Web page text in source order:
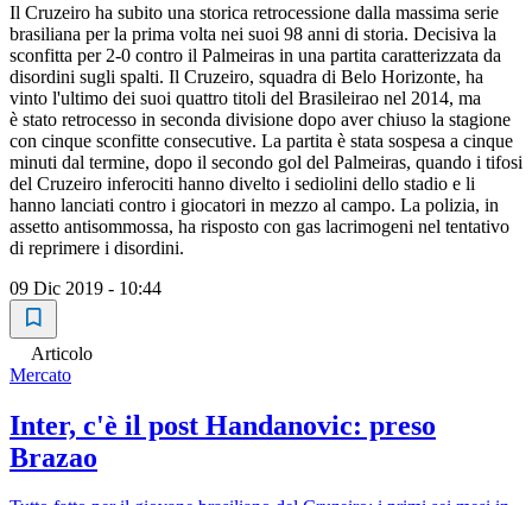
Il Cruzeiro ha subito una storica retrocessione dalla massima serie
brasiliana per la prima volta nei suoi 98 anni di storia. Decisiva la
sconfitta per 2-0 contro il Palmeiras in una partita caratterizzata da
disordini sugli spalti. Il Cruzeiro, squadra di Belo Horizonte, ha
vinto l'ultimo dei suoi quattro titoli del Brasileirao nel 2014, ma
è stato retrocesso in seconda divisione dopo aver chiuso la stagione
con cinque sconfitte consecutive. La partita è stata sospesa a cinque
minuti dal termine, dopo il secondo gol del Palmeiras, quando i tifosi
del Cruzeiro inferociti hanno divelto i sediolini dello stadio e li
hanno lanciati contro i giocatori in mezzo al campo. La polizia, in
assetto antisommossa, ha risposto con gas lacrimogeni nel tentativo
di reprimere i disordini.
09 Dic 2019 - 10:44
Articolo
Mercato
Inter, c'è il post Handanovic: preso
Brazao